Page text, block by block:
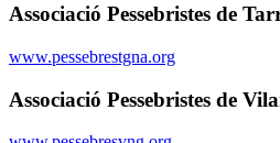
Associació Pessebristes de
www.pessebrestgna.org
Associació Pessebristes de